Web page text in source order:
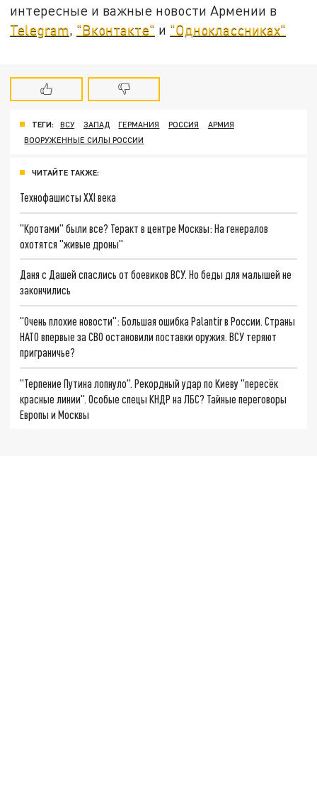
интересные и важные новости Армении в
Telegram "Вконтакте" и "Одноклассниках"
ТЕГИ: ВСУ ЗАПАД ГЕРМАНИЯ РОССИЯ
АРМИЯ
ВООРУЖЕННЫЕ СИЛЫ РОССИИ
ЧИТАЙТЕ ТАКЖЕ:
Технофашисты XXI века
"Кротами" были все? Теракт в центре Москвы: На генералов
охотятся "живые дроны"
Даня с Дашей спаслись от боевиков ВСУ. Но беды для малышей не
закончились
"Очень плохие новости": Большая ошибка Palantir в России. Страны
НАТО впервые за СВО остановили поставки оружия. ВСУ теряют
приграничье?
"Терпение Путина лопнуло". Рекордный удар по Киеву "пересёк
красные линии". Особые спецы КНДР на ЛБС? Тайные переговоры
Европы и Москвы